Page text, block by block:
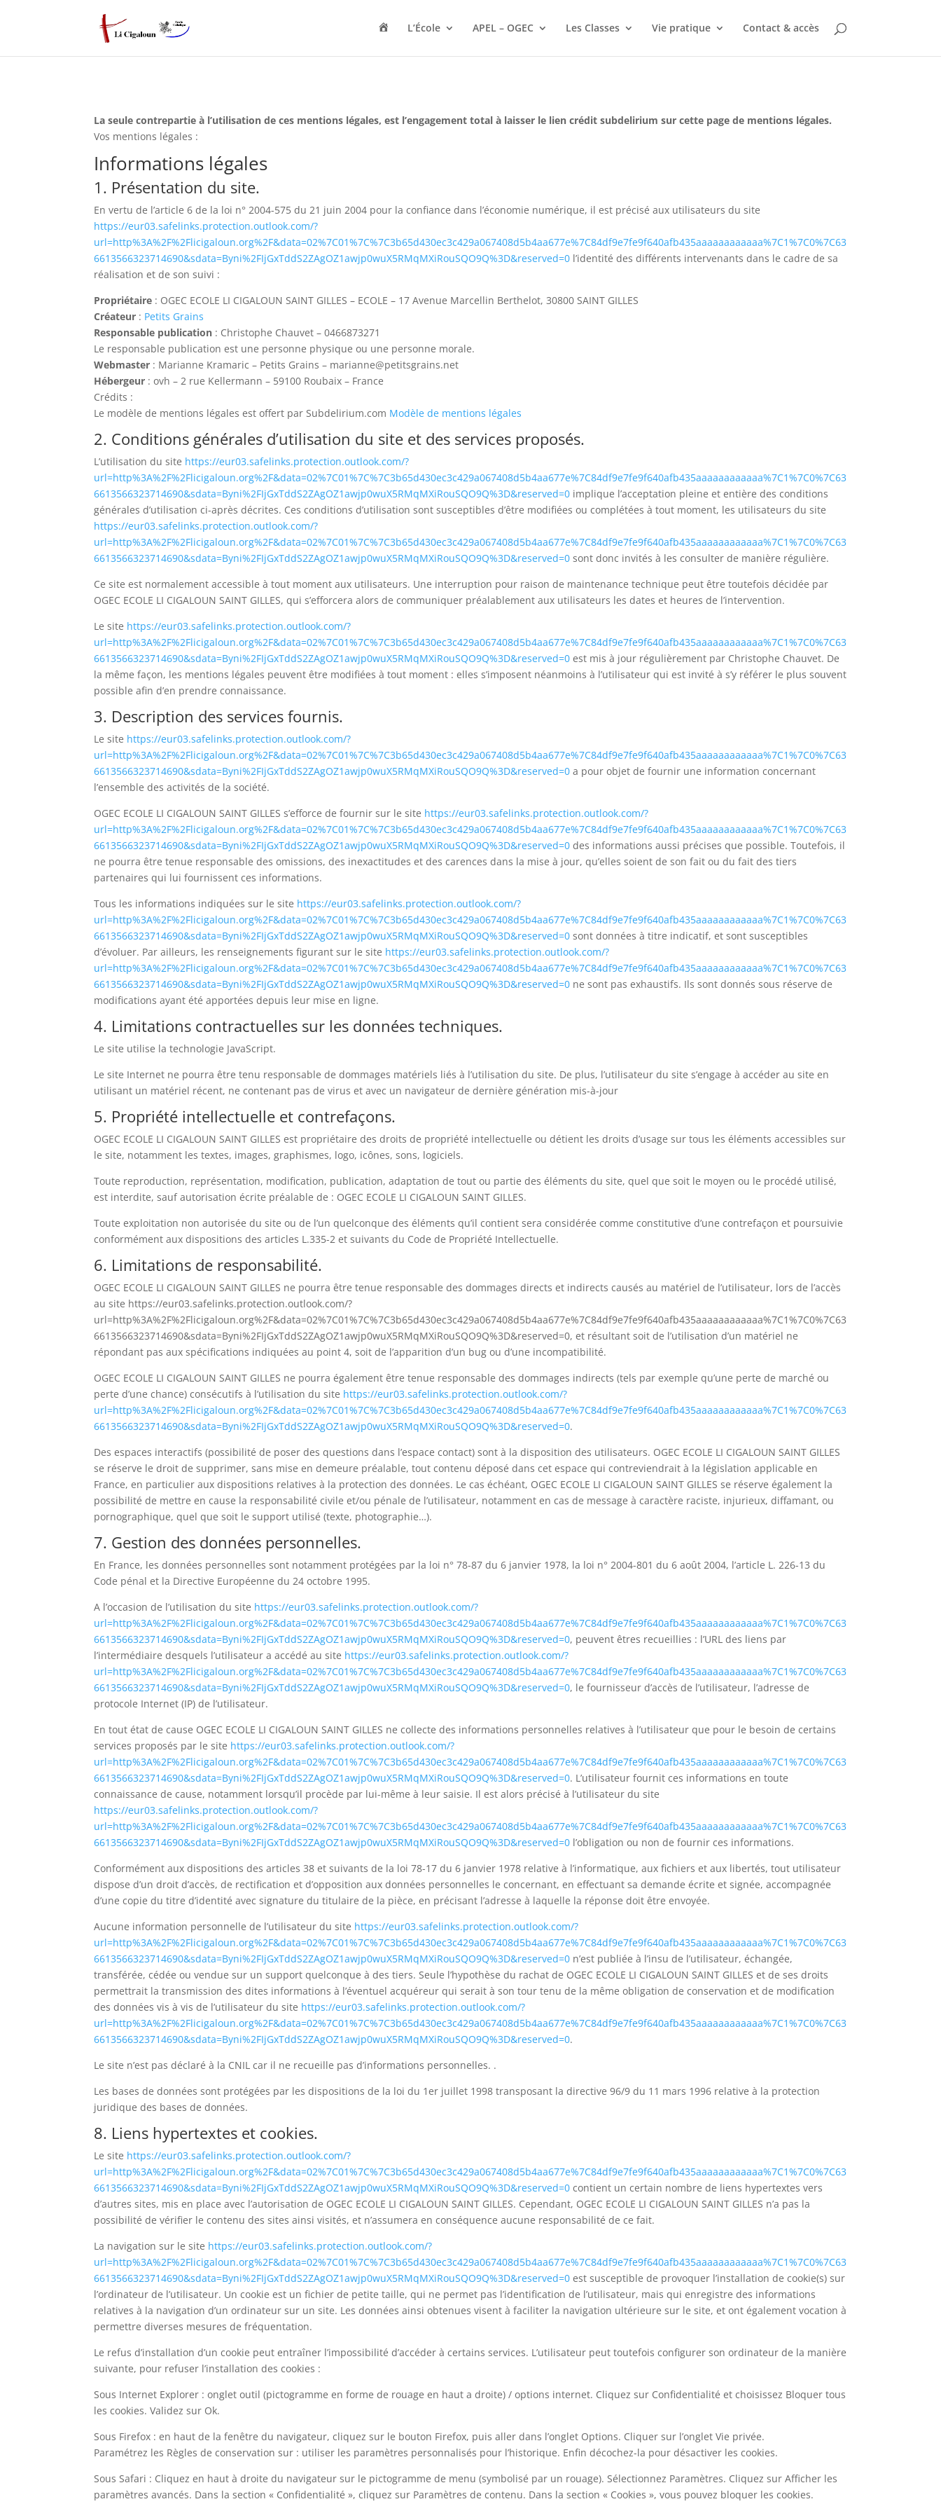
u
L’École APEL – OGEC Les Classes Vie pratique Contact & accès
La seule contrepartie à l’utilisation de ces mentions légales, est l’engagement total à laisser le lien crédit subdelirium sur cette page de mentions légales.
Vos mentions légales :
Informations légales
1. Présentation du site.
En vertu de l’article 6 de la loi n° 2004-575 du 21 juin 2004 pour la confiance dans l’économie numérique, il est précisé aux utilisateurs du site
https://eur03.safelinks.protection.outlook.com/?
url=http%3A%2F%2Flicigaloun.org%2F&data=02%7C01%7C%7C3b65d430ec3c429a067408d5b4aa677e%7C84df9e7fe9f640afb435aaaaaaaaaaaa%7C1%7C0%7C63
6613566323714690&sdata=Byni%2FIjGxTddS2ZAgOZ1awjp0wuX5RMqMXiRouSQO9Q%3D&reserved=0 l’identité des différents intervenants dans le cadre de sa
réalisation et de son suivi :
Propriétaire : OGEC ECOLE LI CIGALOUN SAINT GILLES – ECOLE – 17 Avenue Marcellin Berthelot, 30800 SAINT GILLES
Créateur : Petits Grains
Responsable publication : Christophe Chauvet – 0466873271
Le responsable publication est une personne physique ou une personne morale.
Webmaster : Marianne Kramaric – Petits Grains – marianne@petitsgrains.net
Hébergeur : ovh – 2 rue Kellermann – 59100 Roubaix – France
Crédits :
Le modèle de mentions légales est offert par Subdelirium.com Modèle de mentions légales
2. Conditions générales d’utilisation du site et des services proposés.
L’utilisation du site https://eur03.safelinks.protection.outlook.com/?
url=http%3A%2F%2Flicigaloun.org%2F&data=02%7C01%7C%7C3b65d430ec3c429a067408d5b4aa677e%7C84df9e7fe9f640afb435aaaaaaaaaaaa%7C1%7C0%7C63
6613566323714690&sdata=Byni%2FIjGxTddS2ZAgOZ1awjp0wuX5RMqMXiRouSQO9Q%3D&reserved=0 implique l’acceptation pleine et entière des conditions
générales d’utilisation ci-après décrites. Ces conditions d’utilisation sont susceptibles d’être modifiées ou complétées à tout moment, les utilisateurs du site
https://eur03.safelinks.protection.outlook.com/?
url=http%3A%2F%2Flicigaloun.org%2F&data=02%7C01%7C%7C3b65d430ec3c429a067408d5b4aa677e%7C84df9e7fe9f640afb435aaaaaaaaaaaa%7C1%7C0%7C63
6613566323714690&sdata=Byni%2FIjGxTddS2ZAgOZ1awjp0wuX5RMqMXiRouSQO9Q%3D&reserved=0 sont donc invités à les consulter de manière régulière.
Ce site est normalement accessible à tout moment aux utilisateurs. Une interruption pour raison de maintenance technique peut être toutefois décidée par
OGEC ECOLE LI CIGALOUN SAINT GILLES, qui s’efforcera alors de communiquer préalablement aux utilisateurs les dates et heures de l’intervention.
Le site https://eur03.safelinks.protection.outlook.com/?
url=http%3A%2F%2Flicigaloun.org%2F&data=02%7C01%7C%7C3b65d430ec3c429a067408d5b4aa677e%7C84df9e7fe9f640afb435aaaaaaaaaaaa%7C1%7C0%7C63
6613566323714690&sdata=Byni%2FIjGxTddS2ZAgOZ1awjp0wuX5RMqMXiRouSQO9Q%3D&reserved=0 est mis à jour régulièrement par Christophe Chauvet. De
la même façon, les mentions légales peuvent être modifiées à tout moment : elles s’imposent néanmoins à l’utilisateur qui est invité à s’y référer le plus souvent
possible afin d’en prendre connaissance.
3. Description des services fournis.
Le site https://eur03.safelinks.protection.outlook.com/?
url=http%3A%2F%2Flicigaloun.org%2F&data=02%7C01%7C%7C3b65d430ec3c429a067408d5b4aa677e%7C84df9e7fe9f640afb435aaaaaaaaaaaa%7C1%7C0%7C63
6613566323714690&sdata=Byni%2FIjGxTddS2ZAgOZ1awjp0wuX5RMqMXiRouSQO9Q%3D&reserved=0 a pour objet de fournir une information concernant
l’ensemble des activités de la société.
OGEC ECOLE LI CIGALOUN SAINT GILLES s’efforce de fournir sur le site https://eur03.safelinks.protection.outlook.com/?
url=http%3A%2F%2Flicigaloun.org%2F&data=02%7C01%7C%7C3b65d430ec3c429a067408d5b4aa677e%7C84df9e7fe9f640afb435aaaaaaaaaaaa%7C1%7C0%7C63
6613566323714690&sdata=Byni%2FIjGxTddS2ZAgOZ1awjp0wuX5RMqMXiRouSQO9Q%3D&reserved=0 des informations aussi précises que possible. Toutefois, il
ne pourra être tenue responsable des omissions, des inexactitudes et des carences dans la mise à jour, qu’elles soient de son fait ou du fait des tiers
partenaires qui lui fournissent ces informations.
Tous les informations indiquées sur le site https://eur03.safelinks.protection.outlook.com/?
url=http%3A%2F%2Flicigaloun.org%2F&data=02%7C01%7C%7C3b65d430ec3c429a067408d5b4aa677e%7C84df9e7fe9f640afb435aaaaaaaaaaaa%7C1%7C0%7C63
6613566323714690&sdata=Byni%2FIjGxTddS2ZAgOZ1awjp0wuX5RMqMXiRouSQO9Q%3D&reserved=0 sont données à titre indicatif, et sont susceptibles
d’évoluer. Par ailleurs, les renseignements figurant sur le site https://eur03.safelinks.protection.outlook.com/?
url=http%3A%2F%2Flicigaloun.org%2F&data=02%7C01%7C%7C3b65d430ec3c429a067408d5b4aa677e%7C84df9e7fe9f640afb435aaaaaaaaaaaa%7C1%7C0%7C63
6613566323714690&sdata=Byni%2FIjGxTddS2ZAgOZ1awjp0wuX5RMqMXiRouSQO9Q%3D&reserved=0 ne sont pas exhaustifs. Ils sont donnés sous réserve de
modifications ayant été apportées depuis leur mise en ligne.
4. Limitations contractuelles sur les données techniques.
Le site utilise la technologie JavaScript.
Le site Internet ne pourra être tenu responsable de dommages matériels liés à l’utilisation du site. De plus, l’utilisateur du site s’engage à accéder au site en
utilisant un matériel récent, ne contenant pas de virus et avec un navigateur de dernière génération mis-à-jour
5. Propriété intellectuelle et contrefaçons.
OGEC ECOLE LI CIGALOUN SAINT GILLES est propriétaire des droits de propriété intellectuelle ou détient les droits d’usage sur tous les éléments accessibles sur
le site, notamment les textes, images, graphismes, logo, icônes, sons, logiciels.
Toute reproduction, représentation, modification, publication, adaptation de tout ou partie des éléments du site, quel que soit le moyen ou le procédé utilisé,
est interdite, sauf autorisation écrite préalable de : OGEC ECOLE LI CIGALOUN SAINT GILLES.
Toute exploitation non autorisée du site ou de l’un quelconque des éléments qu’il contient sera considérée comme constitutive d’une contrefaçon et poursuivie
conformément aux dispositions des articles L.335-2 et suivants du Code de Propriété Intellectuelle.
6. Limitations de responsabilité.
OGEC ECOLE LI CIGALOUN SAINT GILLES ne pourra être tenue responsable des dommages directs et indirects causés au matériel de l’utilisateur, lors de l’accès
au site https://eur03.safelinks.protection.outlook.com/?
url=http%3A%2F%2Flicigaloun.org%2F&data=02%7C01%7C%7C3b65d430ec3c429a067408d5b4aa677e%7C84df9e7fe9f640afb435aaaaaaaaaaaa%7C1%7C0%7C63
6613566323714690&sdata=Byni%2FIjGxTddS2ZAgOZ1awjp0wuX5RMqMXiRouSQO9Q%3D&reserved=0, et résultant soit de l’utilisation d’un matériel ne
répondant pas aux spécifications indiquées au point 4, soit de l’apparition d’un bug ou d’une incompatibilité.
OGEC ECOLE LI CIGALOUN SAINT GILLES ne pourra également être tenue responsable des dommages indirects (tels par exemple qu’une perte de marché ou
perte d’une chance) consécutifs à l’utilisation du site https://eur03.safelinks.protection.outlook.com/?
url=http%3A%2F%2Flicigaloun.org%2F&data=02%7C01%7C%7C3b65d430ec3c429a067408d5b4aa677e%7C84df9e7fe9f640afb435aaaaaaaaaaaa%7C1%7C0%7C63
6613566323714690&sdata=Byni%2FIjGxTddS2ZAgOZ1awjp0wuX5RMqMXiRouSQO9Q%3D&reserved=0.
Des espaces interactifs (possibilité de poser des questions dans l’espace contact) sont à la disposition des utilisateurs. OGEC ECOLE LI CIGALOUN SAINT GILLES
se réserve le droit de supprimer, sans mise en demeure préalable, tout contenu déposé dans cet espace qui contreviendrait à la législation applicable en
France, en particulier aux dispositions relatives à la protection des données. Le cas échéant, OGEC ECOLE LI CIGALOUN SAINT GILLES se réserve également la
possibilité de mettre en cause la responsabilité civile et/ou pénale de l’utilisateur, notamment en cas de message à caractère raciste, injurieux, diffamant, ou
pornographique, quel que soit le support utilisé (texte, photographie…).
7. Gestion des données personnelles.
En France, les données personnelles sont notamment protégées par la loi n° 78-87 du 6 janvier 1978, la loi n° 2004-801 du 6 août 2004, l’article L. 226-13 du
Code pénal et la Directive Européenne du 24 octobre 1995.
A l’occasion de l’utilisation du site https://eur03.safelinks.protection.outlook.com/?
url=http%3A%2F%2Flicigaloun.org%2F&data=02%7C01%7C%7C3b65d430ec3c429a067408d5b4aa677e%7C84df9e7fe9f640afb435aaaaaaaaaaaa%7C1%7C0%7C63
6613566323714690&sdata=Byni%2FIjGxTddS2ZAgOZ1awjp0wuX5RMqMXiRouSQO9Q%3D&reserved=0, peuvent êtres recueillies : l’URL des liens par
l’intermédiaire desquels l’utilisateur a accédé au site https://eur03.safelinks.protection.outlook.com/?
url=http%3A%2F%2Flicigaloun.org%2F&data=02%7C01%7C%7C3b65d430ec3c429a067408d5b4aa677e%7C84df9e7fe9f640afb435aaaaaaaaaaaa%7C1%7C0%7C63
6613566323714690&sdata=Byni%2FIjGxTddS2ZAgOZ1awjp0wuX5RMqMXiRouSQO9Q%3D&reserved=0, le fournisseur d’accès de l’utilisateur, l’adresse de
protocole Internet (IP) de l’utilisateur.
En tout état de cause OGEC ECOLE LI CIGALOUN SAINT GILLES ne collecte des informations personnelles relatives à l’utilisateur que pour le besoin de certains
services proposés par le site https://eur03.safelinks.protection.outlook.com/?
url=http%3A%2F%2Flicigaloun.org%2F&data=02%7C01%7C%7C3b65d430ec3c429a067408d5b4aa677e%7C84df9e7fe9f640afb435aaaaaaaaaaaa%7C1%7C0%7C63
6613566323714690&sdata=Byni%2FIjGxTddS2ZAgOZ1awjp0wuX5RMqMXiRouSQO9Q%3D&reserved=0. L’utilisateur fournit ces informations en toute
connaissance de cause, notamment lorsqu’il procède par lui-même à leur saisie. Il est alors précisé à l’utilisateur du site
https://eur03.safelinks.protection.outlook.com/?
url=http%3A%2F%2Flicigaloun.org%2F&data=02%7C01%7C%7C3b65d430ec3c429a067408d5b4aa677e%7C84df9e7fe9f640afb435aaaaaaaaaaaa%7C1%7C0%7C63
6613566323714690&sdata=Byni%2FIjGxTddS2ZAgOZ1awjp0wuX5RMqMXiRouSQO9Q%3D&reserved=0 l’obligation ou non de fournir ces informations.
Conformément aux dispositions des articles 38 et suivants de la loi 78-17 du 6 janvier 1978 relative à l’informatique, aux fichiers et aux libertés, tout utilisateur
dispose d’un droit d’accès, de rectification et d’opposition aux données personnelles le concernant, en effectuant sa demande écrite et signée, accompagnée
d’une copie du titre d’identité avec signature du titulaire de la pièce, en précisant l’adresse à laquelle la réponse doit être envoyée.
Aucune information personnelle de l’utilisateur du site https://eur03.safelinks.protection.outlook.com/?
url=http%3A%2F%2Flicigaloun.org%2F&data=02%7C01%7C%7C3b65d430ec3c429a067408d5b4aa677e%7C84df9e7fe9f640afb435aaaaaaaaaaaa%7C1%7C0%7C63
6613566323714690&sdata=Byni%2FIjGxTddS2ZAgOZ1awjp0wuX5RMqMXiRouSQO9Q%3D&reserved=0 n’est publiée à l’insu de l’utilisateur, échangée,
transférée, cédée ou vendue sur un support quelconque à des tiers. Seule l’hypothèse du rachat de OGEC ECOLE LI CIGALOUN SAINT GILLES et de ses droits
permettrait la transmission des dites informations à l’éventuel acquéreur qui serait à son tour tenu de la même obligation de conservation et de modification
des données vis à vis de l’utilisateur du site https://eur03.safelinks.protection.outlook.com/?
url=http%3A%2F%2Flicigaloun.org%2F&data=02%7C01%7C%7C3b65d430ec3c429a067408d5b4aa677e%7C84df9e7fe9f640afb435aaaaaaaaaaaa%7C1%7C0%7C63
6613566323714690&sdata=Byni%2FIjGxTddS2ZAgOZ1awjp0wuX5RMqMXiRouSQO9Q%3D&reserved=0.
Le site n’est pas déclaré à la CNIL car il ne recueille pas d’informations personnelles. .
Les bases de données sont protégées par les dispositions de la loi du 1er juillet 1998 transposant la directive 96/9 du 11 mars 1996 relative à la protection
juridique des bases de données.
8. Liens hypertextes et cookies.
Le site https://eur03.safelinks.protection.outlook.com/?
url=http%3A%2F%2Flicigaloun.org%2F&data=02%7C01%7C%7C3b65d430ec3c429a067408d5b4aa677e%7C84df9e7fe9f640afb435aaaaaaaaaaaa%7C1%7C0%7C63
6613566323714690&sdata=Byni%2FIjGxTddS2ZAgOZ1awjp0wuX5RMqMXiRouSQO9Q%3D&reserved=0 contient un certain nombre de liens hypertextes vers
d’autres sites, mis en place avec l’autorisation de OGEC ECOLE LI CIGALOUN SAINT GILLES. Cependant, OGEC ECOLE LI CIGALOUN SAINT GILLES n’a pas la
possibilité de vérifier le contenu des sites ainsi visités, et n’assumera en conséquence aucune responsabilité de ce fait.
La navigation sur le site https://eur03.safelinks.protection.outlook.com/?
url=http%3A%2F%2Flicigaloun.org%2F&data=02%7C01%7C%7C3b65d430ec3c429a067408d5b4aa677e%7C84df9e7fe9f640afb435aaaaaaaaaaaa%7C1%7C0%7C63
6613566323714690&sdata=Byni%2FIjGxTddS2ZAgOZ1awjp0wuX5RMqMXiRouSQO9Q%3D&reserved=0 est susceptible de provoquer l’installation de cookie(s) sur
l’ordinateur de l’utilisateur. Un cookie est un fichier de petite taille, qui ne permet pas l’identification de l’utilisateur, mais qui enregistre des informations
relatives à la navigation d’un ordinateur sur un site. Les données ainsi obtenues visent à faciliter la navigation ultérieure sur le site, et ont également vocation à
permettre diverses mesures de fréquentation.
Le refus d’installation d’un cookie peut entraîner l’impossibilité d’accéder à certains services. L’utilisateur peut toutefois configurer son ordinateur de la manière
suivante, pour refuser l’installation des cookies :
Sous Internet Explorer : onglet outil (pictogramme en forme de rouage en haut a droite) / options internet. Cliquez sur Confidentialité et choisissez Bloquer tous
les cookies. Validez sur Ok.
Sous Firefox : en haut de la fenêtre du navigateur, cliquez sur le bouton Firefox, puis aller dans l’onglet Options. Cliquer sur l’onglet Vie privée.
Paramétrez les Règles de conservation sur : utiliser les paramètres personnalisés pour l’historique. Enfin décochez-la pour désactiver les cookies.
Sous Safari : Cliquez en haut à droite du navigateur sur le pictogramme de menu (symbolisé par un rouage). Sélectionnez Paramètres. Cliquez sur Afficher les
paramètres avancés. Dans la section « Confidentialité », cliquez sur Paramètres de contenu. Dans la section « Cookies », vous pouvez bloquer les cookies.